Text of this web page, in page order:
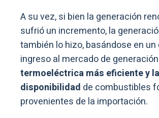
A su vez, si bien la generación
sufrió un incremento, la
también lo hizo, basándose en
ingreso al mercado de generación
termoeléctrica más eficiente y la
disponibilidad de combustibles
provenientes de la importación.